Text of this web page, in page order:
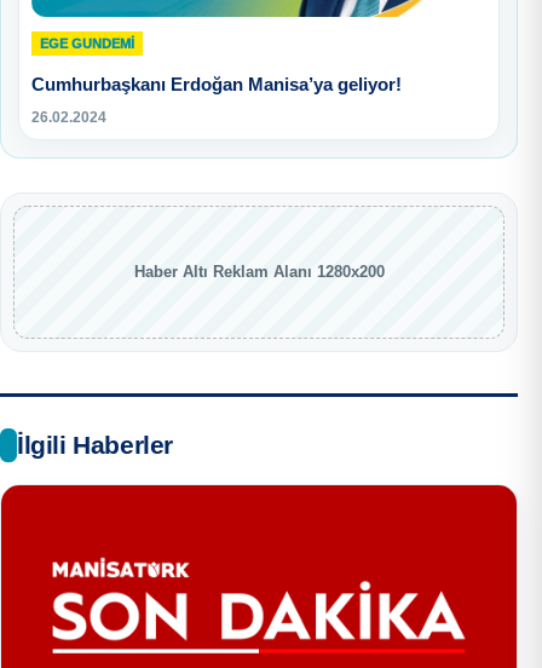
EGE GUNDEMİ
Cumhurbaşkanı Erdoğan Manisa’ya geliyor!
26.02.2024
Haber Altı Reklam Alanı 1280x200
İlgili Haberler